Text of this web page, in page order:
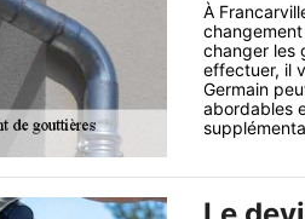
À
changer les
effectuer, il
Germain
abordables